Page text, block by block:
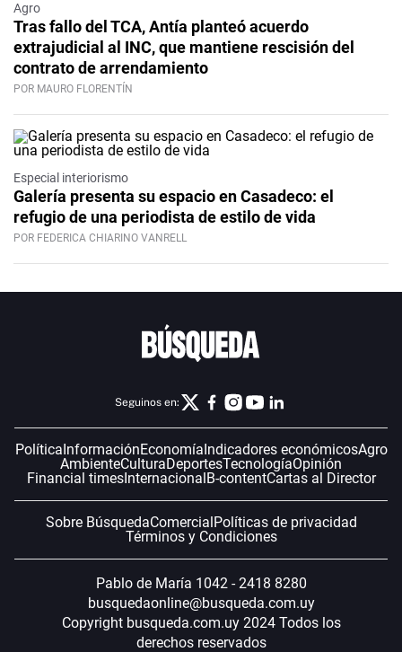
Agro
Tras fallo del TCA, Antía planteó acuerdo
extrajudicial al INC, que mantiene rescisión del
contrato de arrendamiento
POR MAURO FLORENTÍN
Especial interiorismo
Galería presenta su espacio en Casadeco: el
refugio de una periodista de estilo de vida
POR FEDERICA CHIARINO VANRELL
Seguinos en:
PolíticaInformaciónEconomíaIndicadores económicosAgro
AmbienteCulturaDeportesTecnologíaOpinión
Financial timesInternacionalB-contentCartas al Director
Sobre BúsquedaComercialPolíticas de privacidad
Términos y Condiciones
Pablo de María 1042 - 2418 8280
busquedaonline@busqueda.com.uy
Copyright busqueda.com.uy 2024 Todos los
derechos reservados